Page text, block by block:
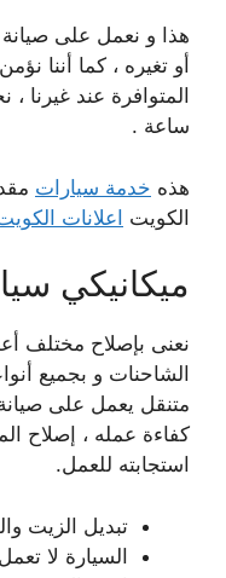
هذا و نعمل على
أو تغيره ، كما أننا
المتوافرة عند غيرنا
ساعة .
هذه خدمة سيارات
الكويت اعلانات
ميكانيكي
نعنى بإصلاح مختلف
الشاحنات و بجميع
متنقل يعمل على
كفاءة عمله ، إصلاح
استجابته للعمل.
تبديل الزيت
السيارة لا